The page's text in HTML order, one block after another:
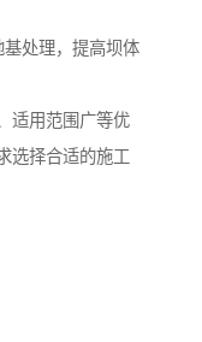
处理，提高坝体
适用范围广等优
选择合适的施工